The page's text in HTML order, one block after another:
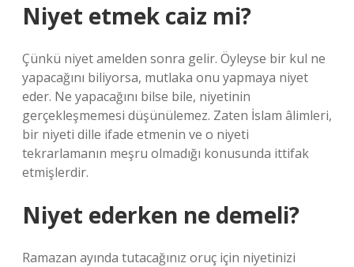
Niyet etmek caiz mi?
Çünkü niyet amelden sonra gelir. Öyleyse bir kul ne
yapacağını biliyorsa, mutlaka onu yapmaya niyet
eder. Ne yapacağını bilse bile, niyetinin
gerçekleşmemesi düşünülemez. Zaten İslam âlimleri,
bir niyeti dille ifade etmenin ve o niyeti
tekrarlamanın meşru olmadığı konusunda ittifak
etmişlerdir.
Niyet ederken ne demeli?
Ramazan ayında tutacağınız oruç için niyetinizi